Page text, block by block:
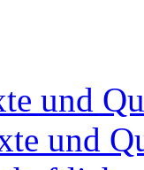
und
und